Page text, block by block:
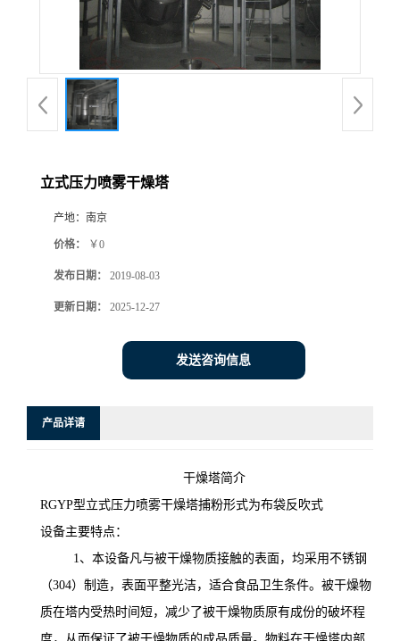
立式压力喷雾干燥塔
产地： 南京
价格： ￥0
发布日期： 2019-08-03
更新日期： 2025-12-27
发送咨询信息
产品详请
干燥塔简介
RGYP型立式压力喷雾干燥塔捕粉形式为布袋反吹式
设备主要特点：
1 、本设备凡与被干燥物质接触的表面，均采用不锈钢
（304）制造，表面平整光洁，适合食品卫生条件。被干燥物
质在塔内受热时间短，减少了被干燥物质原有成份的破坏程